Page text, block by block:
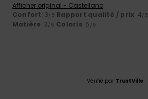
Afficher original - Castellano
Confort: 3/5 Rapport qualité / prix: 4/5
Matière: 3/5 Coloris: 5 /5
Vérifié par TrustVille